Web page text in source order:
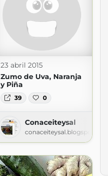
23 abril 2015
Zumo de Uva, Naranja
y Piña
39 0
Conaceiteysal
conaceiteysal.blogspot.com